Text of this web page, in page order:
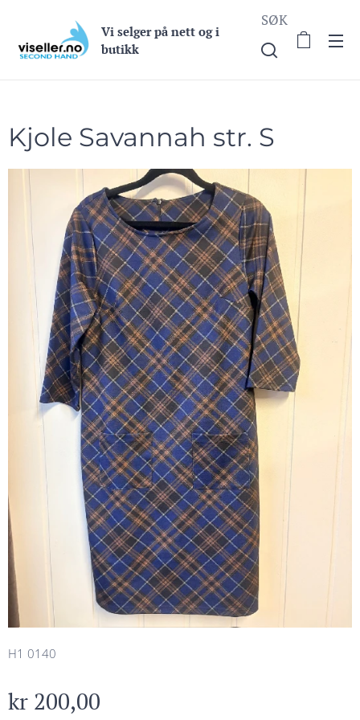
Vi selger på nett og i
butikk
SØK
Kjole Savannah str. S
H1 0140
kr 200,00